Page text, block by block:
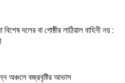
দলের বা গোষ্ঠীর লাঠিয়াল বাহিনী নয় :
অঞ্চলে বজ্রবৃষ্টির আভাস